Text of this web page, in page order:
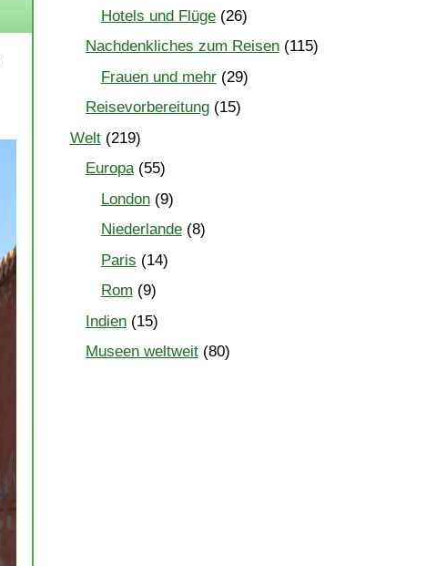
Hotels und Flüge(26)
Nachdenkliches zum Reisen(115)
Frauen und mehr(29)
Reisevorbereitung(15)
Welt(219)
Europa(55)
London(9)
Niederlande(8)
Paris (14)
Rom (9)
Indien(15)
Museen weltweit(80)